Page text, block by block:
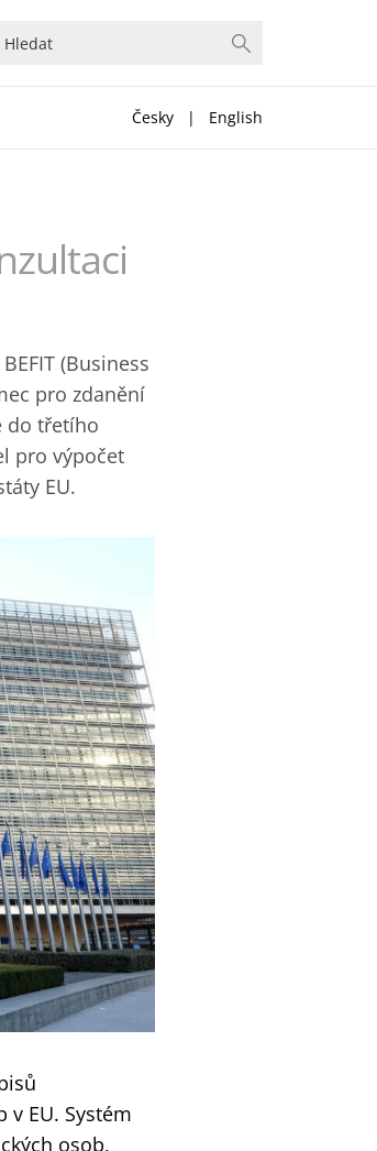
Česky | English
(Business
pro zdanění
do třetího
pro výpočet
EU.
EU. Systém
osob,